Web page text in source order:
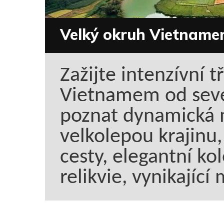
Velký okruh
Zažijte intenzívní
Vietnamem od
poznat
velkolepou
cesty, elegantní
relikvie, vynikající